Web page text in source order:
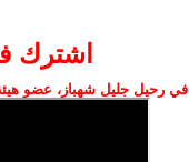
اشترك
في رحيل جليل شهباز، عضو